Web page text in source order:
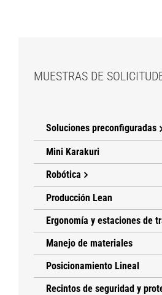
MUESTRAS DE
Soluciones preconfiguradas
Mini Karakuri
Robótica
Producción Lean
Ergonomía y estaciones de
Manejo de materiales
Posicionamiento Lineal
Recintos de seguridad y